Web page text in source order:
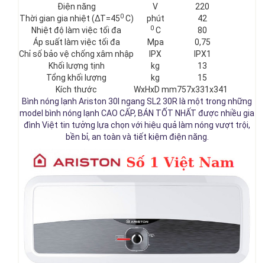
Điện năng
V
220
Thời gian gia nhiệt (∆T=450 C) phút
42
Nhiệt độ làm việc tối đa
0C
80
Áp suất làm việc tối đa
Mpa
0,75
Chỉ số bảo vệ chống xâm nhập
IPX
IPX1
Khối lượng tịnh
kg
13
Tổng khối lượng
kg
15
Kích thước
WxHxD mm757x331x341
Bình nóng lạnh Ariston 30l ngang SL2 30R là một trong những
model bình nóng lạnh CAO CẤP, BÁN TỐT NHẤT được nhiều gia
đình Việt tin tưởng lựa chọn với hiệu quả làm nóng vượt trội,
bền bỉ, an toàn và tiết kiệm điện năng.